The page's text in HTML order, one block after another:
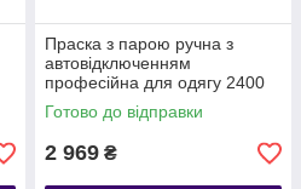
Праска з парою ручна з
автовідключенням
професійна для одягу 2400
Вт Sokany SK-11031
Готово до відправки
2 969 ₴